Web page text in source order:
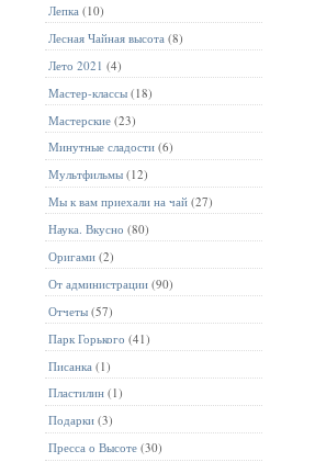
Лепка (10)
Лесная Чайная высота (8)
Лето 2021 (4)
Мастер-классы (18)
Мастерские (23)
Минутные сладости (6)
Мультфильмы (12)
Мы к вам приехали на чай (27)
Наука. Вкусно (80)
Оригами (2)
От администрации (90)
Отчеты (57)
Парк Горького (41)
Писанка (1)
Пластилин (1)
Подарки (3)
Пресса о Высоте (30)